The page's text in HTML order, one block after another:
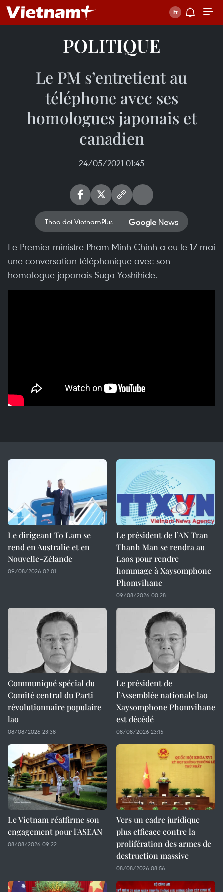
POLITIQUE
Le PM s’entretient au
téléphone avec ses
homologues japonais et
canadien
24/05/2021 01:45
Theo dõi VietnamPlus
Le Premier ministre Pham Minh Chinh a eu le 17 mai
une conversation téléphonique avec son
homologue japonais Suga Yoshihide.
Le dirigeant To Lam se
rend en Australie et en
Nouvelle-Zélande
09/08/2026 02:01
Le président de l’AN Tran
Thanh Man se rendra au
Laos pour rendre
hommage à Xaysomphone
Phomvihane
09/08/2026 00:28
Communiqué spécial du
Comité central du Parti
révolutionnaire populaire
lao
08/08/2026 23:38
Le président de
l’Assemblée nationale lao
Xaysomphone Phomvihane
est décédé
08/08/2026 23:15
Le Vietnam réaffirme son
engagement pour l'ASEAN
08/08/2026 09:22
Vers un cadre juridique
plus efficace contre la
prolifération des armes de
destruction massive
08/08/2026 08:56